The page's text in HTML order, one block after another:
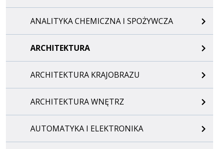
ANALITYKA CHEMICZNA I SPOŻYWCZA
ARCHITEKTURA
ARCHITEKTURA KRAJOBRAZU
ARCHITEKTURA WNĘTRZ
AUTOMATYKA I ELEKTRONIKA